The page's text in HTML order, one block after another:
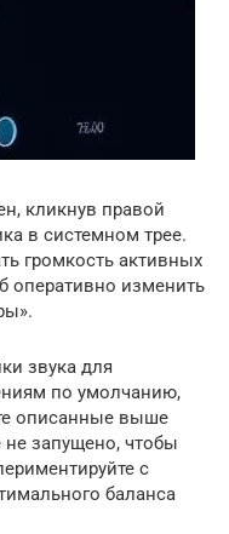
кликнув правой
в системном трее.
громкость активных
оперативно изменить
звука для
по умолчанию,
описанные выше
не запущено, чтобы
с
баланса